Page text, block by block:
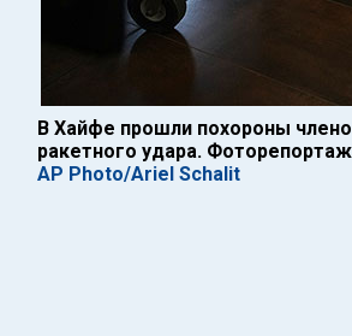
В Хайфе прошли похороны
ракетного удара. Фоторепортаж
AP Photo/Ariel Schalit